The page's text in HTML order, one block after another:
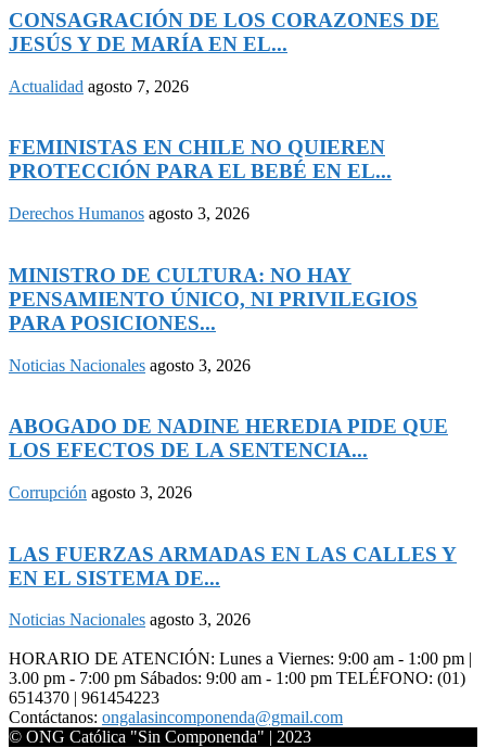
CONSAGRACIÓN DE LOS CORAZONES DE
JESÚS Y DE MARÍA EN EL...
Actualidad agosto 7, 2026
FEMINISTAS EN CHILE NO QUIEREN
PROTECCIÓN PARA EL BEBÉ EN EL...
Derechos Humanos agosto 3, 2026
MINISTRO DE CULTURA: NO HAY
PENSAMIENTO ÚNICO, NI PRIVILEGIOS
PARA POSICIONES...
Noticias Nacionales agosto 3, 2026
ABOGADO DE NADINE HEREDIA PIDE QUE
LOS EFECTOS DE LA SENTENCIA...
Corrupción agosto 3, 2026
LAS FUERZAS ARMADAS EN LAS CALLES Y
EN EL SISTEMA DE...
Noticias Nacionales agosto 3, 2026
HORARIO DE ATENCIÓN: Lunes a Viernes: 9:00 am - 1:00 pm |
3.00 pm - 7:00 pm Sábados: 9:00 am - 1:00 pm TELÉFONO: (01)
6514370 | 961454223
Contáctanos: ongalasincomponenda@gmail.com
© ONG Católica "Sin Componenda" | 2023